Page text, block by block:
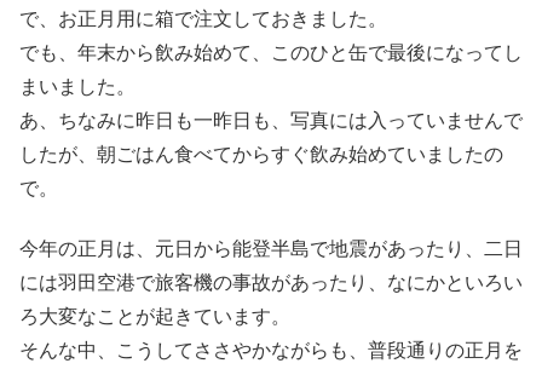
で、お正月用に箱で注文しておきました。
でも、年末から飲み始めて、このひと缶で最後になってし
まいました。
あ、ちなみに昨日も一昨日も、写真には入っていませんで
したが、朝ごはん食べてからすぐ飲み始めていましたの
で。
今年の正月は、元日から能登半島で地震があったり、二日
には羽田空港で旅客機の事故があったり、なにかといろい
ろ大変なことが起きています。
そんな中、こうしてささやかながらも、普段通りの正月を